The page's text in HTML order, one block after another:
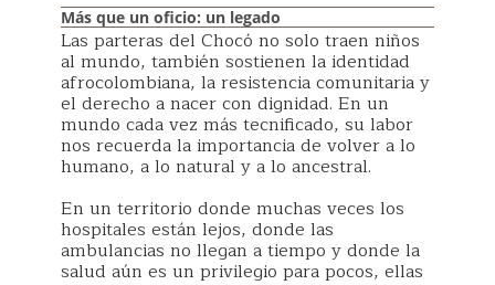
Más que un oficio: un legado
Las parteras del Chocó no solo traen niños
al mundo, también sostienen la identidad
afrocolombiana, la resistencia comunitaria y
el derecho a nacer con dignidad. En un
mundo cada vez más tecnificado, su labor
nos recuerda la importancia de volver a lo
humano, a lo natural y a lo ancestral.
En un territorio donde muchas veces los
hospitales están lejos, donde las
ambulancias no llegan a tiempo y donde la
salud aún es un privilegio para pocos, ellas